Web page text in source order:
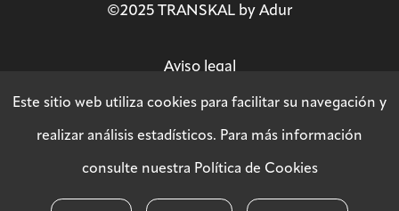
©2025 TRANSKAL by Adur
Aviso legal
Política SGSI
Este sitio web utiliza cookies para facilitar su navegación y
realizar análisis estadísticos. Para más información
consulte nuestra Política de Cookies